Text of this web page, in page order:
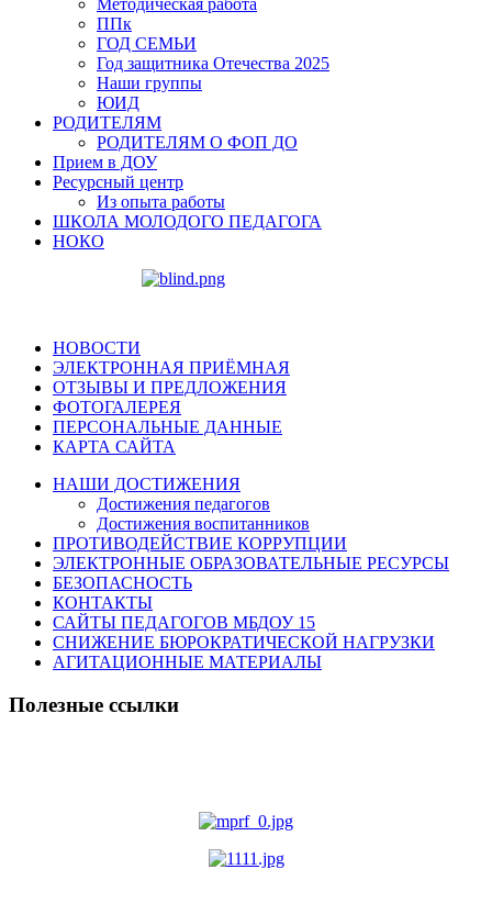
ППк
ГОД СЕМЬИ
Год защитника Отечества 2025
Наши группы
ЮИД
РОДИТЕЛЯМ
РОДИТЕЛЯМ О ФОП ДО
Прием в ДОУ
Ресурсный центр
Из опыта работы
ШКОЛА МОЛОДОГО ПЕДАГОГА
НОКО
НОВОСТИ
ЭЛЕКТРОННАЯ ПРИЁМНАЯ
ОТЗЫВЫ И ПРЕДЛОЖЕНИЯ
ФОТОГАЛЕРЕЯ
ПЕРСОНАЛЬНЫЕ ДАННЫЕ
КАРТА САЙТА
НАШИ ДОСТИЖЕНИЯ
Достижения педагогов
Достижения воспитанников
ПРОТИВОДЕЙСТВИЕ КОРРУПЦИИ
ЭЛЕКТРОННЫЕ ОБРАЗОВАТЕЛЬНЫЕ РЕСУРСЫ
БЕЗОПАСНОСТЬ
КОНТАКТЫ
САЙТЫ ПЕДАГОГОВ МБДОУ 15
СНИЖЕНИЕ БЮРОКРАТИЧЕСКОЙ НАГРУЗКИ
АГИТАЦИОННЫЕ МАТЕРИАЛЫ
Полезные ссылки